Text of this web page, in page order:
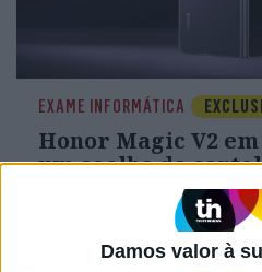
Damos valor à
EXAME INFORMÁTICA
Honor Magic V2
um coelho da
Este dobrável consegue
smartphone tradicional e
brilho. Mas também peca